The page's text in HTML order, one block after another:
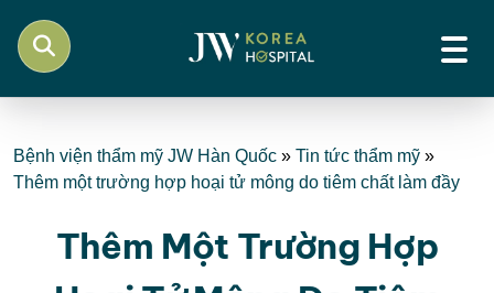
Bệnh viện thẩm mỹ JW Hàn Quốc » Tin tức thẩm mỹ »
Thêm một trường hợp hoại tử mông do tiêm chất làm đầy
Thêm Một Trường Hợp